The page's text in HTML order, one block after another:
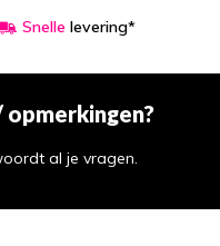
Snelle levering*
opmerkingen?
al je vragen.